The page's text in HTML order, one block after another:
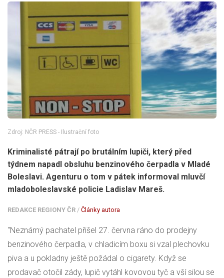
Zdroj: NČR PRESS - Ilustrační foto
Kriminalisté pátrají po brutálním lupiči, který před
týdnem napadl obsluhu benzinového čerpadla v Mladé
Boleslavi. Agenturu o tom v pátek informoval mluvčí
mladoboleslavské policie Ladislav Mareš.
REDAKCE REGIONY ČR / Články autora
"Neznámý pachatel přišel 27. června ráno do prodejny
benzinového čerpadla, v chladicím boxu si vzal plechovku
piva a u pokladny ještě požádal o cigarety. Když se
prodavač otočil zády, lupič vytáhl kovovou tyč a vší silou se